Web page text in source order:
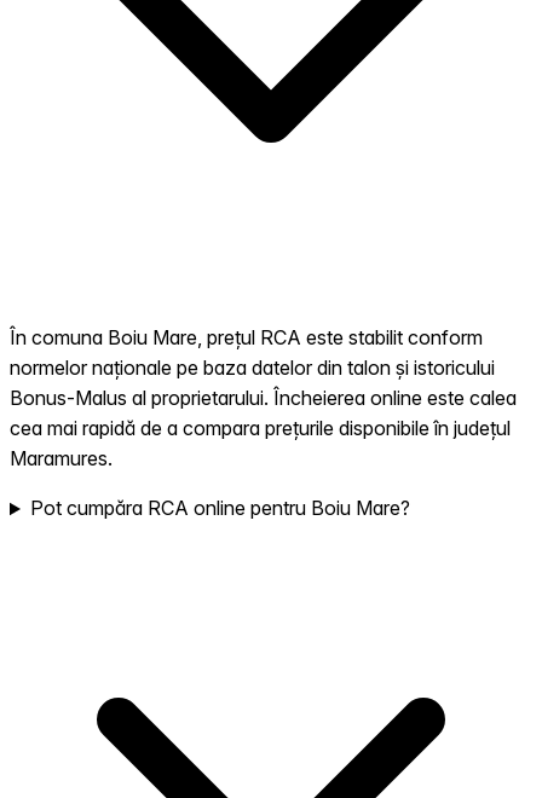
În comuna Boiu Mare, prețul RCA este stabilit conform
normelor naționale pe baza datelor din talon și istoricului
Bonus-Malus al proprietarului. Încheierea online este calea
cea mai rapidă de a compara prețurile disponibile în județul
Maramures.
Pot cumpăra RCA online pentru Boiu Mare?